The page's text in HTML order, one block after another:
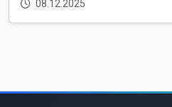
08.12.2025